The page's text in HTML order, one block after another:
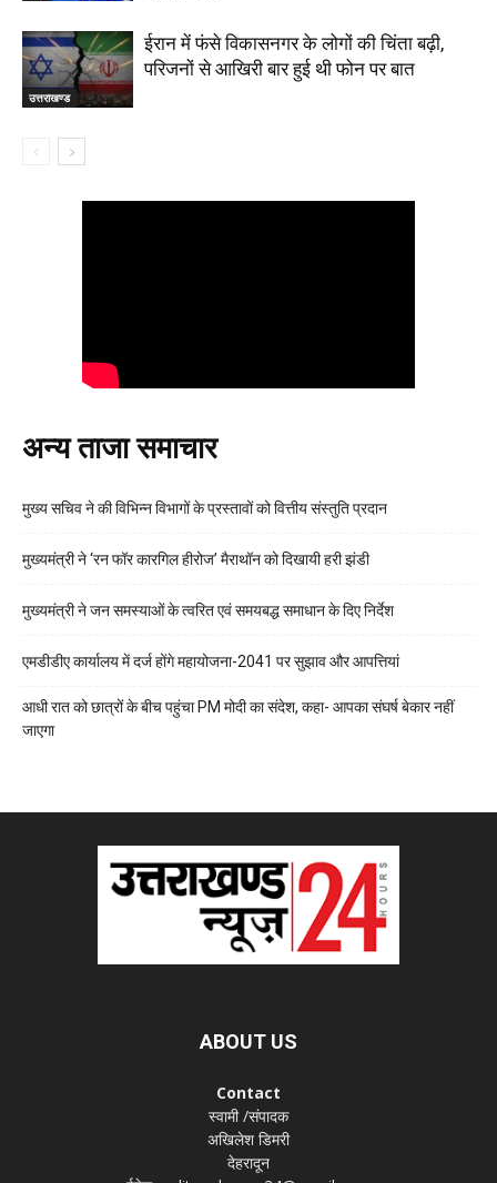
उत्तराखण्ड
ईरान में फंसे विकासनगर के लोगों की चिंता बढ़ी,
परिजनों से आखिरी बार हुई थी फोन पर बात
अन्य ताजा समाचार
मुख्य सचिव ने की विभिन्न विभागों के प्रस्तावों को वित्तीय संस्तुति प्रदान
मुख्यमंत्री ने ‘रन फॉर कारगिल हीरोज’ मैराथॉन को दिखायी हरी झंडी
मुख्यमंत्री ने जन समस्याओं के त्वरित एवं समयबद्ध समाधान के दिए निर्देश
एमडीडीए कार्यालय में दर्ज होंगे महायोजना-2041 पर सुझाव और आपत्तियां
आधी रात को छात्रों के बीच पहुंचा PM मोदी का संदेश, कहा- आपका संघर्ष बेकार नहीं
जाएगा
ABOUT US
Contact
स्वामी /संपादक
अखिलेश डिमरी
देहरादून